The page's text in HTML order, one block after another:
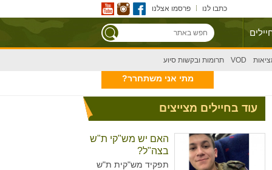
כתבו לנו פרסמו אצלנו
VOD תרומות ובקשות סיוע
מתי אני משתחרר?
עוד בחיילים מצייצים
האם יש מש"קי ת"ש
בצה"ל?
תפקיד מש"קית ת"ש